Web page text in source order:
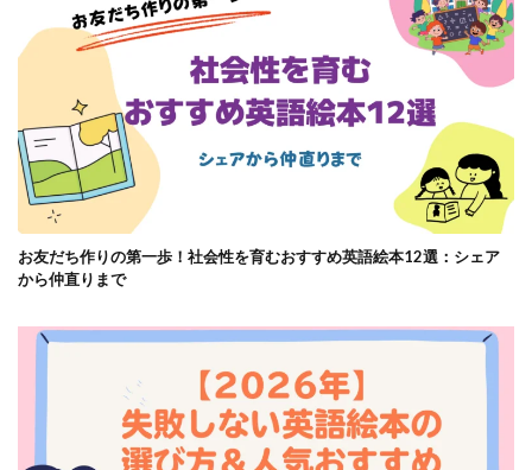
お友だち作りの第一歩！社会性を育むおすすめ英語絵本12選：シェア
から仲直りまで